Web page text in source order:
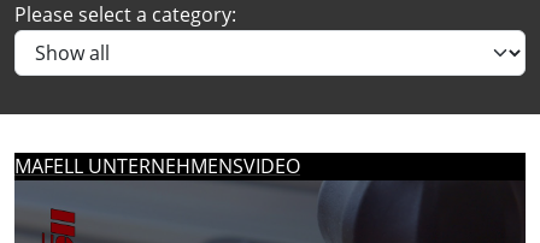
Please select a category: